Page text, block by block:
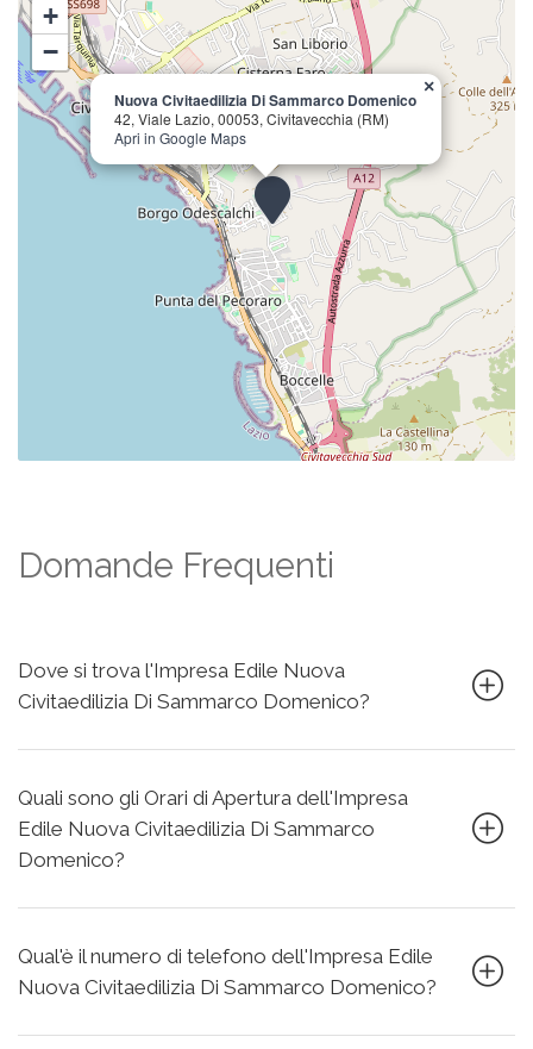
Nuova Civitaedilizia Di Sammarco Domenico
42, Viale Lazio, 00053, Civitavecchia (RM)
Apri in Google Maps
×
+
−
Domande Frequenti
Dove si trova l'Impresa Edile Nuova
Civitaedilizia Di Sammarco Domenico?
Quali sono gli Orari di Apertura dell'Impresa
Edile Nuova Civitaedilizia Di Sammarco
Domenico?
Qual'è il numero di telefono dell'Impresa Edile
Nuova Civitaedilizia Di Sammarco Domenico?